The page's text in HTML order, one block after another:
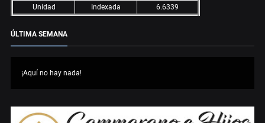
Unidad
Indexada 6.6339
ÚLTIMA SEMANA
¡Aquí no hay nada!